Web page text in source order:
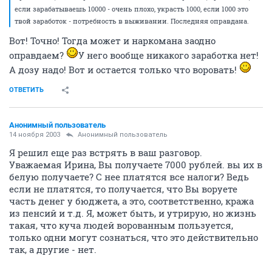
если зарабатываешь 10000 - очень плохо, украсть 1000, если 1000 это
твой заработок - потребность в выживании. Последняя оправдана.
Вот! Точно! Тогда может и наркомана заодно
оправдаем?
У него вообще никакого заработка нет!
А дозу надо! Вот и остается только что воровать!
ОТВЕТИТЬ
Анонимный пользователь
14 ноября 2003 Анонимный пользователь
Я решил еще раз встрять в ваш разговор.
Уважаемая Ирина, Вы получаете 7000 рублей. вы их в
белую получаете? С нее платятся все налоги? Ведь
если не платятся, то получается, что Вы воруете
часть денег у бюджета, а это, соответственно, кража
из пенсий и т.д. Я, может быть, и утрирую, но жизнь
такая, что куча людей ворованным пользуется,
только одни могут сознаться, что это действительно
так, а другие - нет.